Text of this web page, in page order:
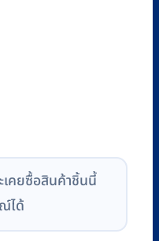
เคยซื้อสินค้าชิ้นนี้
ได้